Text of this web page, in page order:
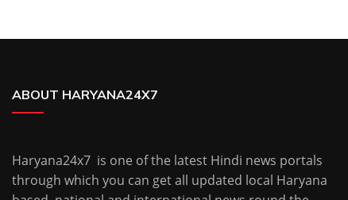
ABOUT HARYANA24X7
Haryana24x7 is one of the latest Hindi news portals
through which you can get all updated local Haryana